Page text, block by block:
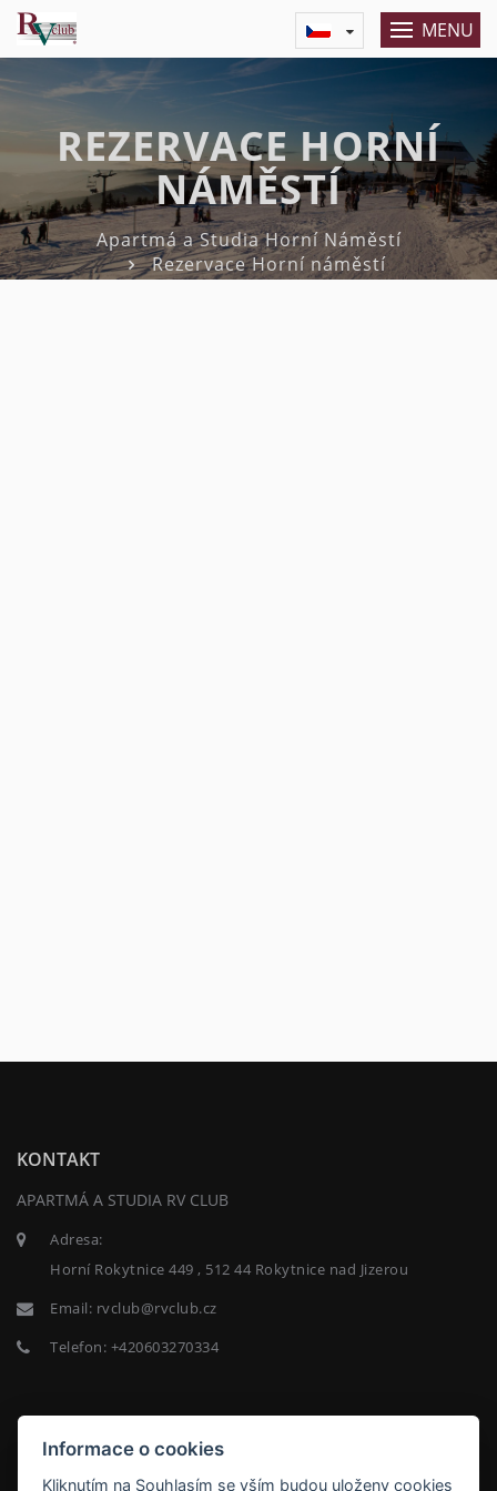
MENU
REZERVACE HORNÍ
NÁMĚSTÍ
Apartmá a Studia Horní Náměstí
Rezervace Horní náměstí
KONTAKT
APARTMÁ A STUDIA RV CLUB
Adresa:
Horní Rokytnice 449 , 512 44 Rokytnice nad Jizerou
Email: rvclub@rvclub.cz
Telefon: +420603270334
NEWSLETTER
Informace o cookies
Kliknutím na Souhlasím se vším budou uloženy cookies